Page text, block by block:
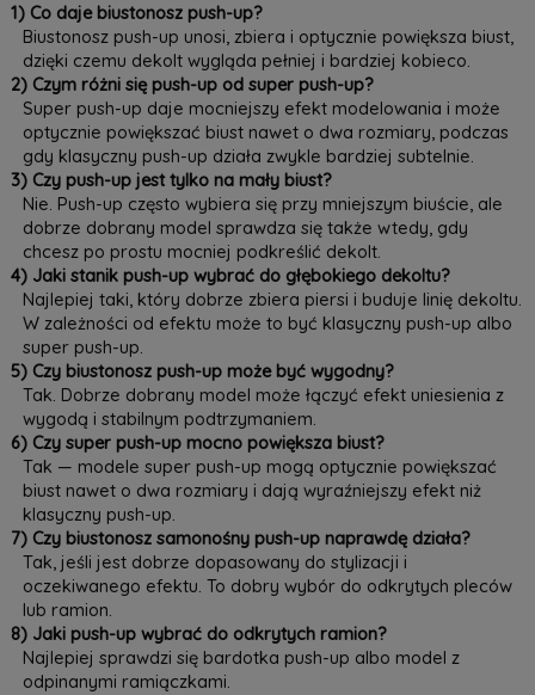
1) Co daje biustonosz push-up?
Biustonosz push-up unosi, zbiera i optycznie powiększa biust,
dzięki czemu dekolt wygląda pełniej i bardziej kobieco.
2) Czym różni się push-up od super push-up?
Super push-up daje mocniejszy efekt modelowania i może
optycznie powiększać biust nawet o dwa rozmiary, podczas
gdy klasyczny push-up działa zwykle bardziej subtelnie.
3) Czy push-up jest tylko na mały biust?
Nie. Push-up często wybiera się przy mniejszym biuście, ale
dobrze dobrany model sprawdza się także wtedy, gdy
chcesz po prostu mocniej podkreślić dekolt.
4) Jaki stanik push-up wybrać do głębokiego dekoltu?
Najlepiej taki, który dobrze zbiera piersi i buduje linię dekoltu.
W zależności od efektu może to być klasyczny push-up albo
super push-up.
5) Czy biustonosz push-up może być wygodny?
Tak. Dobrze dobrany model może łączyć efekt uniesienia z
wygodą i stabilnym podtrzymaniem.
6) Czy super push-up mocno powiększa biust?
Tak — modele super push-up mogą optycznie powiększać
biust nawet o dwa rozmiary i dają wyraźniejszy efekt niż
klasyczny push-up.
7) Czy biustonosz samonośny push-up naprawdę działa?
Tak, jeśli jest dobrze dopasowany do stylizacji i
oczekiwanego efektu. To dobry wybór do odkrytych pleców
lub ramion.
8) Jaki push-up wybrać do odkrytych ramion?
Najlepiej sprawdzi się bardotka push-up albo model z
odpinanymi ramiączkami.